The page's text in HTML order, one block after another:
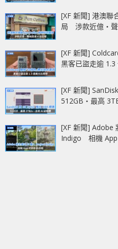
[XF 新聞] 港澳聯
局 涉款近億‧聲
[XF 新聞]
黑客已盜走逾
[XF 新聞]
512GB‧最高
[XF 新聞] Adobe
Indigo 相機 App